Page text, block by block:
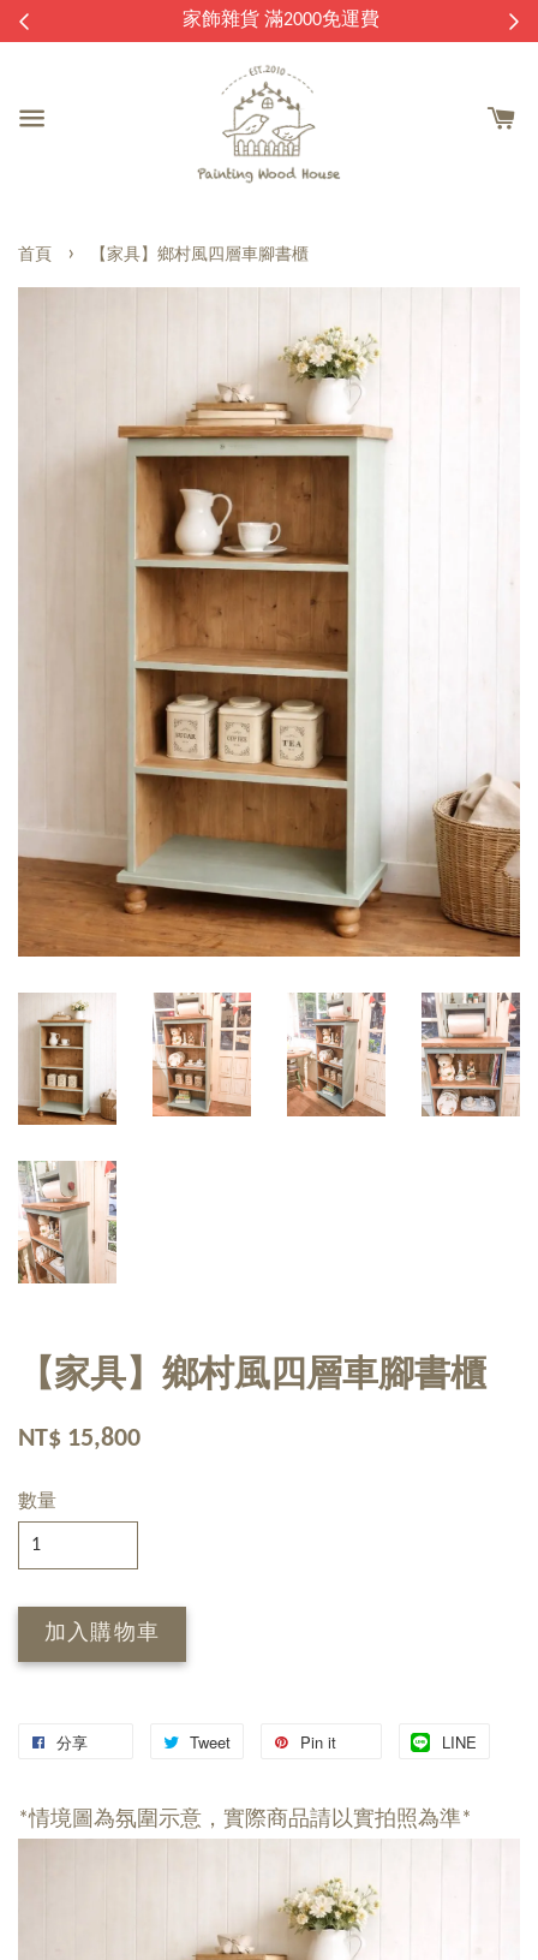
家飾雜貨 滿2000免運費
首頁 › 【家具】鄉村風四層車腳書櫃
【家具】鄉村風四層車腳書櫃
NT$ 15,800
數量
加入購物車
分享 Tweet Pin it LINE
*情境圖為氛圍示意，實際商品請以實拍照為準*